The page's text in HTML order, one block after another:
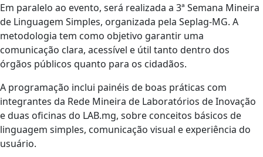
Em paralelo ao evento, será realizada a 3ª Semana Mineira
de Linguagem Simples, organizada pela Seplag-MG. A
metodologia tem como objetivo garantir uma
comunicação clara, acessível e útil tanto dentro dos
órgãos públicos quanto para os cidadãos.
A programação inclui painéis de boas práticas com
integrantes da Rede Mineira de Laboratórios de Inovação
e duas oficinas do LAB.mg, sobre conceitos básicos de
linguagem simples, comunicação visual e experiência do
usuário.